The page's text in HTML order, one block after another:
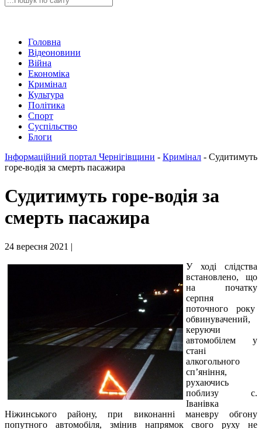
Головна
Відеоновини
Війна
Економіка
Кримінал
Культура
Політика
Спорт
Суспільство
Блоги
Інформаційний портал Чернігівщини - Кримінал - Судитимуть
горе-водія за смерть пасажира
Судитимуть горе-водія за
смерть пасажира
24 вересня 2021 |
У ході слідства
встановлено, що
на початку
серпня
поточного року
обвинувачений,
керуючи
автомобілем у
стані
алкогольного
сп’яніння,
рухаючись
поблизу с.
Іванівка
Ніжинського району, при виконанні маневру обгону
попутного автомобіля, змінив напрямок свого руху не